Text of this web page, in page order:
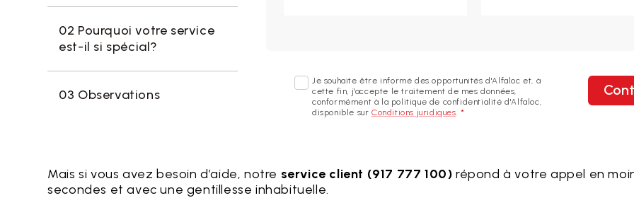
02 Pourquoi votre service
est-il si spécial?
03 Observations
Je souhaite être informé des opportunités d'Alfaloc et, à
cette fin, j'accepte le traitement de mes données,
conformément à la politique de confidentialité d'Alfaloc,
disponible sur Conditions juridiques. *
Mais si vous avez besoin d’aide, notre service client (917 777 100) répond à votre appel en
secondes et avec une gentillesse inhabituelle.